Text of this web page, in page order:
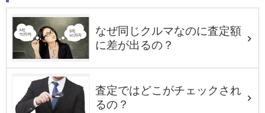
なぜ同じクルマなのに査定額
に差が出るの？
査定ではどこがチェックされ
るの？